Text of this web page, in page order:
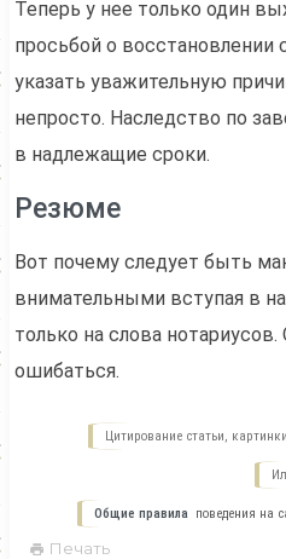
Теперь у нее только один
просьбой о восстановлении
указать уважительную
непросто. Наследство по
в надлежащие сроки.
Резюме
Вот почему следует быть
внимательными вступая в
только на слова
ошибаться.
Цитирование статьи,
Общие правила поведения на
Печать